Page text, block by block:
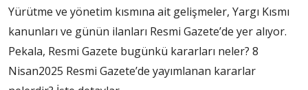
Yürütme ve yönetim kısmına ait gelişmeler, Yargı Kısmı
kanunları ve günün ilanları Resmi Gazete’de yer alıyor.
Pekala, Resmi Gazete bugünkü kararları neler? 8
Nisan2025 Resmi Gazete’de yayımlanan kararlar